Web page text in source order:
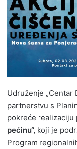
m
a
i
Udruženje „Centar
partnerstvu s
pokreće realizaciju
pećinu“, koji je
Program